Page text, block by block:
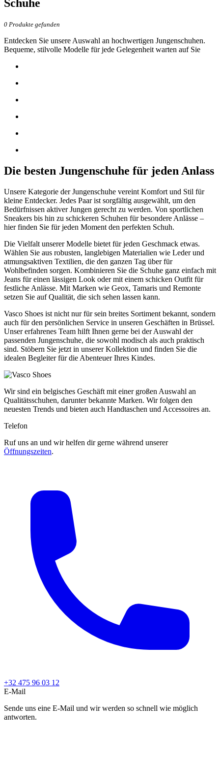
Schuhe
0 Produkte gefunden
Entdecken Sie unsere Auswahl an hochwertigen Jungenschuhen.
Bequeme, stilvolle Modelle für jede Gelegenheit warten auf Sie
Die besten Jungenschuhe für jeden Anlass
Unsere Kategorie der Jungenschuhe vereint Komfort und Stil für
kleine Entdecker. Jedes Paar ist sorgfältig ausgewählt, um den
Bedürfnissen aktiver Jungen gerecht zu werden. Von sportlichen
Sneakers bis hin zu schickeren Schuhen für besondere Anlässe –
hier finden Sie für jeden Moment den perfekten Schuh.
Die Vielfalt unserer Modelle bietet für jeden Geschmack etwas.
Wählen Sie aus robusten, langlebigen Materialien wie Leder und
atmungsaktiven Textilien, die den ganzen Tag über für
Wohlbefinden sorgen. Kombinieren Sie die Schuhe ganz einfach mit
Jeans für einen lässigen Look oder mit einem schicken Outfit für
festliche Anlässe. Mit Marken wie Geox, Tamaris und Remonte
setzen Sie auf Qualität, die sich sehen lassen kann.
Vasco Shoes ist nicht nur für sein breites Sortiment bekannt, sondern
auch für den persönlichen Service in unseren Geschäften in Brüssel.
Unser erfahrenes Team hilft Ihnen gerne bei der Auswahl der
passenden Jungenschuhe, die sowohl modisch als auch praktisch
sind. Stöbern Sie jetzt in unserer Kollektion und finden Sie die
idealen Begleiter für die Abenteuer Ihres Kindes.
Wir sind ein belgisches Geschäft mit einer großen Auswahl an
Qualitätsschuhen, darunter bekannte Marken. Wir folgen den
neuesten Trends und bieten auch Handtaschen und Accessoires an.
Telefon
Ruf uns an und wir helfen dir gerne während unserer
Öffnungszeiten.
+32 475 96 03 12
E-Mail
Sende uns eine E-Mail und wir werden so schnell wie möglich
antworten.